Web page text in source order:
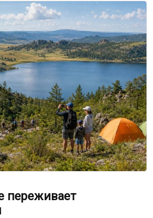
переживает